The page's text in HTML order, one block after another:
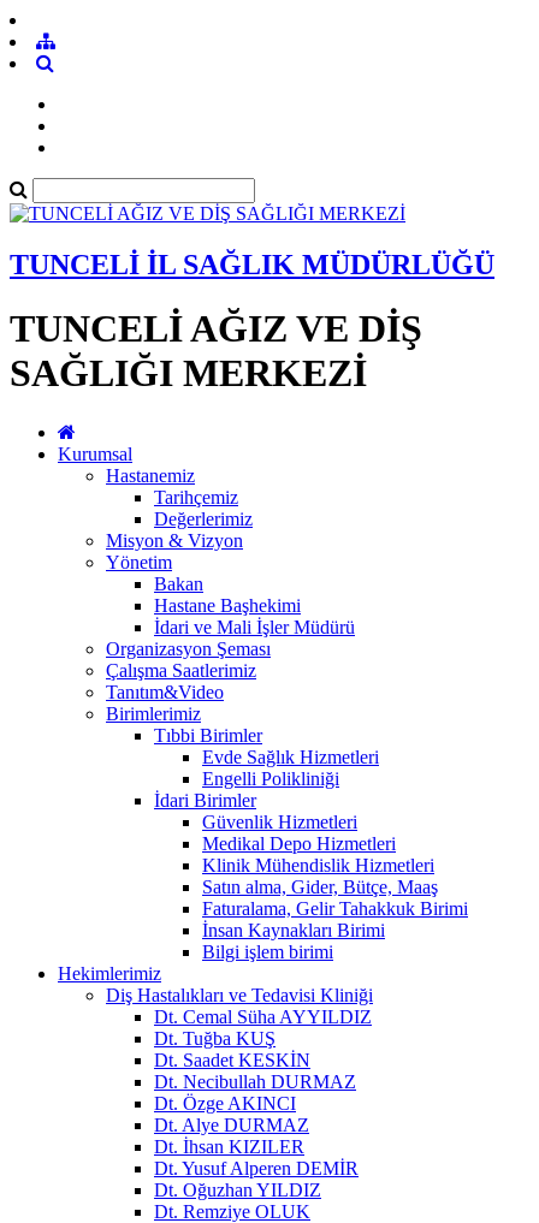
TUNCELİ İL SAĞLIK MÜDÜRLÜĞÜ
TUNCELİ AĞIZ VE DİŞ
SAĞLIĞI MERKEZİ
Kurumsal
Hastanemiz
Tarihçemiz
Değerlerimiz
Misyon & Vizyon
Yönetim
Bakan
Hastane Başhekimi
İdari ve Mali İşler Müdürü
Organizasyon Şeması
Çalışma Saatlerimiz
Tanıtım&Video
Birimlerimiz
Tıbbi Birimler
Evde Sağlık Hizmetleri
Engelli Polikliniği
İdari Birimler
Güvenlik Hizmetleri
Medikal Depo Hizmetleri
Klinik Mühendislik Hizmetleri
Satın alma, Gider, Bütçe, Maaş
Faturalama, Gelir Tahakkuk Birimi
İnsan Kaynakları Birimi
Bilgi işlem birimi
Hekimlerimiz
Diş Hastalıkları ve Tedavisi Kliniği
Dt. Cemal Süha AYYILDIZ
Dt. Tuğba KUŞ
Dt. Saadet KESKİN
Dt. Necibullah DURMAZ
Dt. Özge AKINCI
Dt. Alye DURMAZ
Dt. İhsan KIZILER
Dt. Yusuf Alperen DEMİR
Dt. Oğuzhan YILDIZ
Dt. Remziye OLUK